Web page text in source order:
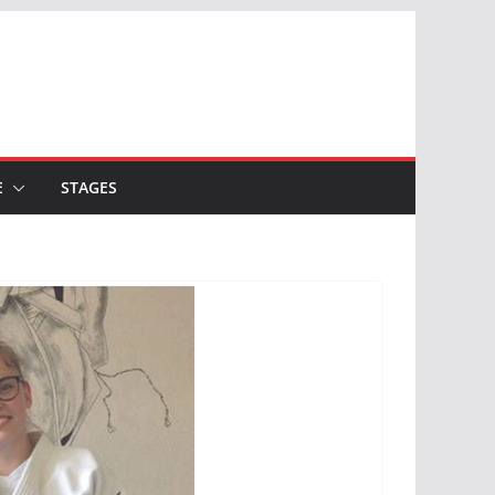
STAGES